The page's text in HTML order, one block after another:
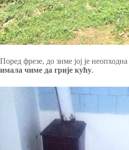
Поред фрезе, до зиме јој је неопходна
имала чиме да грије кућу.